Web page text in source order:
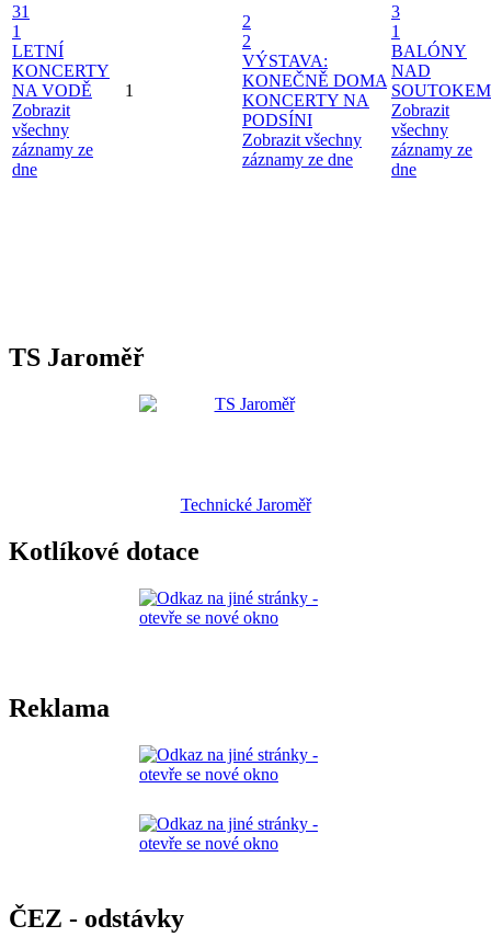
31
1
LETNÍ
KONCERTY
NA VODĚ
Zobrazit
všechny
záznamy ze
dne
1
2
2
VÝSTAVA:
KONEČNĚ DOMA
KONCERTY NA
PODSÍNI
Zobrazit všechny
záznamy ze dne
3
1
BALÓNY
NAD
SOUTOKEM
Zobrazit
všechny
záznamy ze
dne
TS Jaroměř
Technické Jaroměř
Kotlíkové dotace
Reklama
ČEZ - odstávky